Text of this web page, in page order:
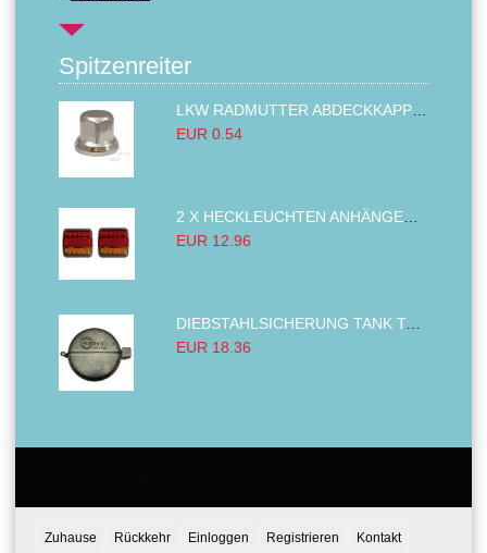
Spitzenreiter
EUR 0.54
EUR 12.96
DIEBSTAHLSICHERUNG TANK TANKDECKEL DIESELTANK KRAFTSTOFFTANKDECKEL VERRIEGELUNG PASSEND FÜR LKW PKW TRAKTOREN BAGGER 80MM
EUR 18.36
Zuhause Rückkehr Einloggen Registrieren Kontakt